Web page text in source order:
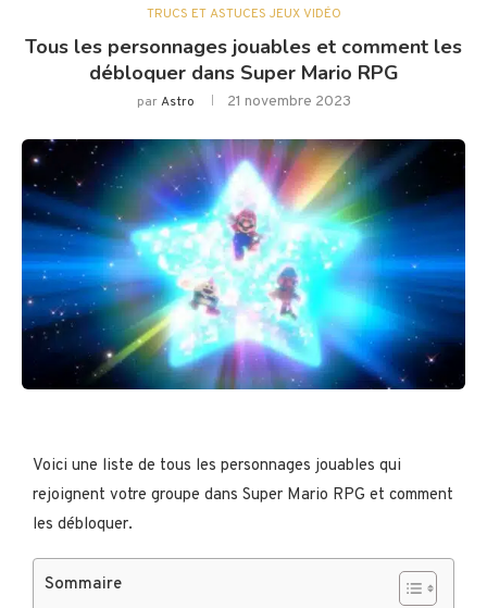
TRUCS ET ASTUCES JEUX VIDÉO
Tous les personnages jouables et comment les
débloquer dans Super Mario RPG
parAstro 21 novembre 2023
Voici une liste de tous les personnages jouables qui
rejoignent votre groupe dans Super Mario RPG et comment
les débloquer.
Sommaire